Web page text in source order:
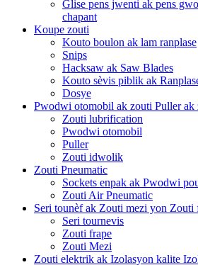
Glise pens jwenti ak pens
chapant
Koupe zouti
Kouto boulon ak lam ranplase
Snips
Hacksaw ak Saw Blades
Kouto sèvis piblik ak
Dosye
Pwodwi otomobil ak zouti Puller
Zouti lubrification
Pwodwi otomobil
Puller
Zouti idwolik
Zouti Pneumatic
Sockets enpak ak Pwodwi
Zouti Air Pneumatic
Seri tounèf ak Zouti mezi yon Zouti
Seri tournevis
Zouti frape
Zouti Mezi
Zouti elektrik ak Izolasyon kalite